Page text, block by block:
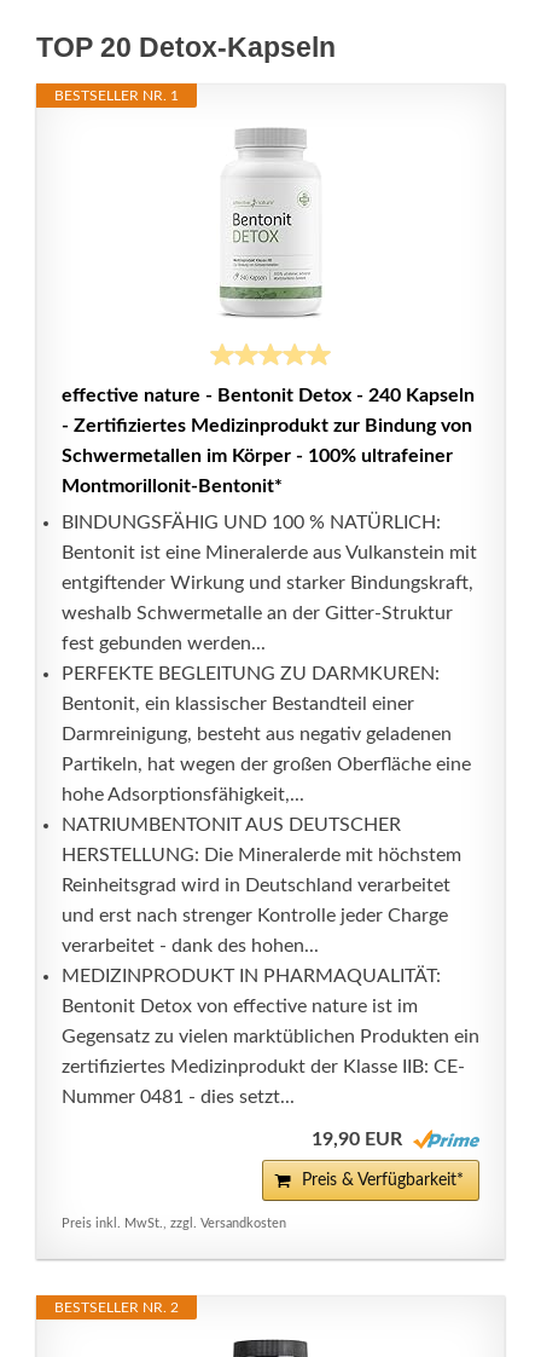
TOP 20 Detox-Kapseln
BESTSELLER NR. 1
effective nature - Bentonit Detox - 240 Kapseln
- Zertifiziertes Medizinprodukt zur Bindung von
Schwermetallen im Körper - 100% ultrafeiner
Montmorillonit-Bentonit*
BINDUNGSFÄHIG UND 100 % NATÜRLICH:
Bentonit ist eine Mineralerde aus Vulkanstein mit
entgiftender Wirkung und starker Bindungskraft,
weshalb Schwermetalle an der Gitter-Struktur
fest gebunden werden...
PERFEKTE BEGLEITUNG ZU DARMKUREN:
Bentonit, ein klassischer Bestandteil einer
Darmreinigung, besteht aus negativ geladenen
Partikeln, hat wegen der großen Oberfläche eine
hohe Adsorptionsfähigkeit,...
NATRIUMBENTONIT AUS DEUTSCHER
HERSTELLUNG: Die Mineralerde mit höchstem
Reinheitsgrad wird in Deutschland verarbeitet
und erst nach strenger Kontrolle jeder Charge
verarbeitet - dank des hohen...
MEDIZINPRODUKT IN PHARMAQUALITÄT:
Bentonit Detox von effective nature ist im
Gegensatz zu vielen marktüblichen Produkten ein
zertifiziertes Medizinprodukt der Klasse IIB: CE-
Nummer 0481 - dies setzt...
19,90 EUR
Preis & Verfügbarkeit*
Preis inkl. MwSt., zzgl. Versandkosten
BESTSELLER NR. 2